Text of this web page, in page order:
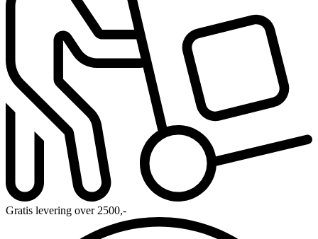
Gratis levering over 2500,-